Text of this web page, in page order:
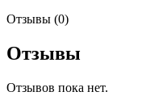
Отзывы (0)
Отзывы
Отзывов пока нет.